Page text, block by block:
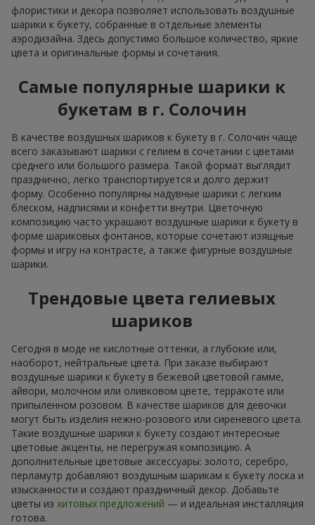
флористики и декора позволяет использовать воздушные
шарики к букету, собранные в отдельные элементы
аэродизайна. Здесь допустимо большое количество, яркие
цвета и оригинальные формы и сочетания.
Самые популярные шарики к
букетам в г. Солочин
В качестве воздушных шариков к букету в г. Солочин чаще
всего заказывают шарики с гелием в сочетании с цветами
среднего или большого размера. Такой формат выглядит
празднично, легко транспортируется и долго держит
форму. Особенно популярны надувные шарики с легким
блеском, надписями и конфетти внутри. Цветочную
композицию часто украшают воздушные шарики к букету в
форме шариковых фонтанов, которые сочетают изящные
формы и игру на контрасте, а также фигурные воздушные
шарики.
Трендовые цвета гелиевых
шариков
Сегодня в моде не кислотные оттенки, а глубокие или,
наоборот, нейтральные цвета. При заказе выбирают
воздушные шарики к букету в бежевой цветовой гамме,
айвори, молочном или оливковом цвете, терракоте или
припыленном розовом. В качестве шариков для девочки
могут быть изделия нежно-розового или сиреневого цвета.
Такие воздушные шарики к букету создают интересные
цветовые акценты, не перегружая композицию. А
дополнительные цветовые аксессуары: золото, серебро,
перламутр добавляют воздушным шарикам к букету лоска и
изысканности и создают праздничный декор. Добавьте
цветы из хитовых предложений — и идеальная инсталляция
готова.